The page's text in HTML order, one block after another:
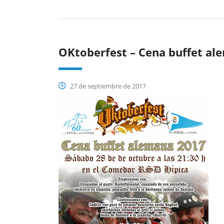
OKtoberfest – Cena buffet
27 de septiembre de 2017